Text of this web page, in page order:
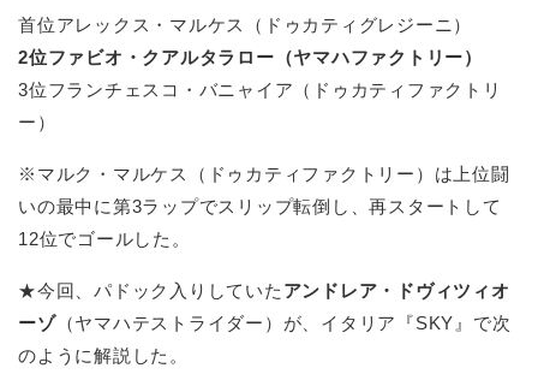
首位アレックス・マルケス（ドゥカティグレジーニ）
2位ファビオ・クアルタラロー（ヤマハファクトリー）
3位フランチェスコ・バニャイア（ドゥカティファクトリ
ー）
※マルク・マルケス（ドゥカティファクトリー）は上位闘
いの最中に第3ラップでスリップ転倒し、再スタートして
12位でゴールした。
★今回、パドック入りしていた アンドレア・ドヴィツィオ
ーゾ（ヤマハテストライダー）が、イタリア『SKY』で次
のように解説した。